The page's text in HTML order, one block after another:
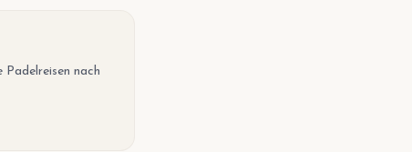
nach